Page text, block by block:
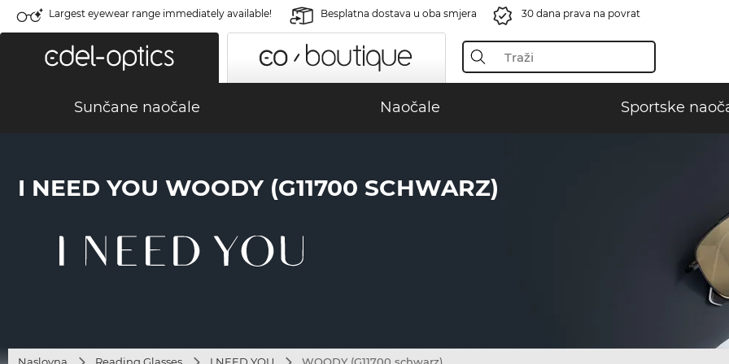
Largest eyewear range immediately available! Besplatna dostava u oba smjera 30 dana prava na povrat
Sunčane naočale Naočale Sportske
I NEED YOU WOODY (G11700 SCHWARZ)